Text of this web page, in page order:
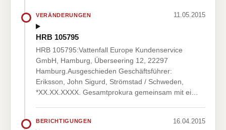
VERÄNDERUNGEN 11.05.2015
HRB 105795
HRB 105795:Vattenfall Europe Kundenservice
GmbH, Hamburg, Überseering 12, 22297
Hamburg.Ausgeschieden Geschäftsführer:
Eriksson, John Sigurd, Strömstad / Schweden,
*XX.XX.XXXX. Gesamtprokura gemeinsam mit ei…
BERICHTIGUNGEN 16.04.2015